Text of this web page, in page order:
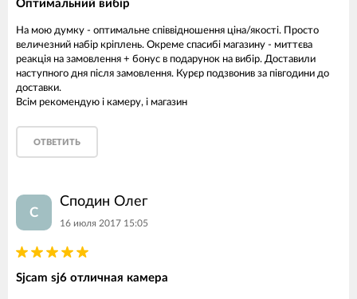
Оптимальний вибір
На мою думку - оптимальне співвідношення ціна/якості. Просто
величезний набір кріплень. Окреме спасибі магазину - миттєва
реакція на замовлення + бонус в подарунок на вибір. Доставили
наступного дня після замовлення. Курєр подзвонив за півгодини до
доставки.
Всім рекомендую і камеру, і магазин
ОТВЕТИТЬ
С
Сподин Олег
16 июля 2017 15:05
Sjcam sj6 отличная камера